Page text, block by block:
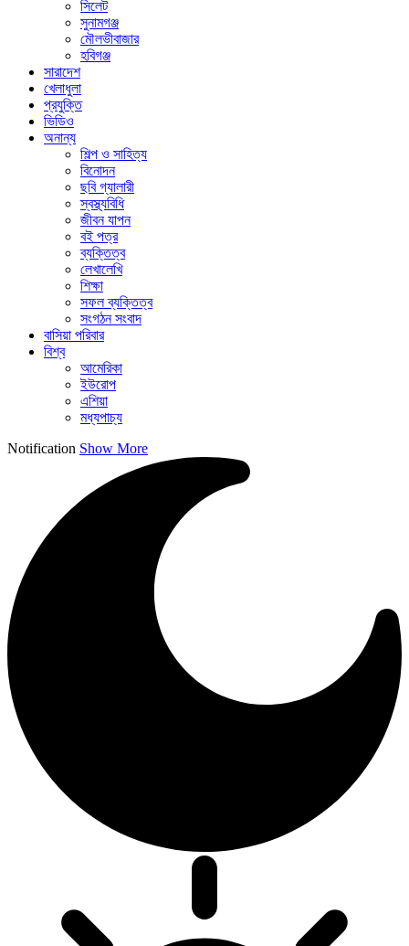
সিলেট
সুনামগঞ্জ
মৌলভীবাজার
হবিগঞ্জ
সারাদেশ
খেলাধুলা
প্রযুক্তি
ভিডিও
অনান্য
শিল্প ও সাহিত্য
বিনোদন
ছবি গ্যালারী
স্বস্থ্যবিধি
জীবন যাপন
বই পত্র
ব্যক্তিত্ব
লেখালেখি
শিক্ষা
সফল ব্যক্তিত্ব
সংগঠন সংবাদ
বাসিয়া পরিবার
বিশ্ব
আমেরিকা
ইউরোপ
এশিয়া
মধ্যপাচ্য
Notification Show More